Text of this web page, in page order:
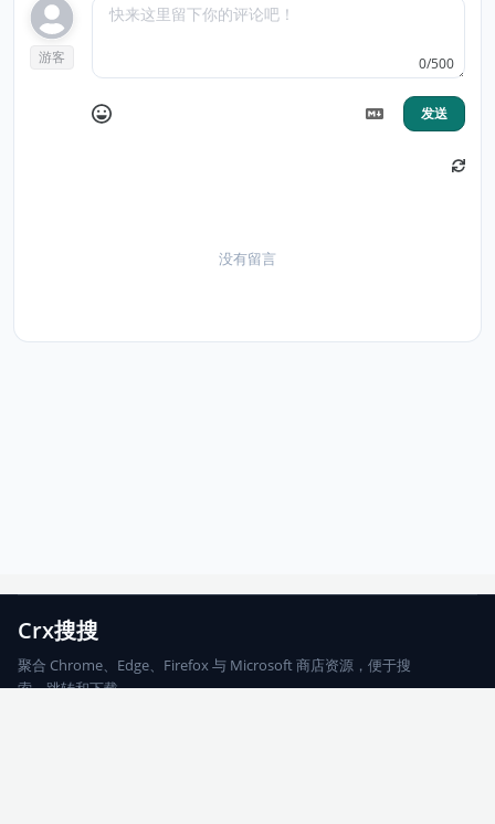
游客 0/500
发送
没有留言
Crx搜搜
聚合 Chrome、Edge、Firefox 与 Microsoft 商店资源，便于搜
索、跳转和下载。